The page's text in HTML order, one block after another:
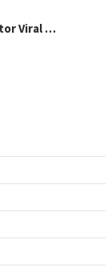
Viral …